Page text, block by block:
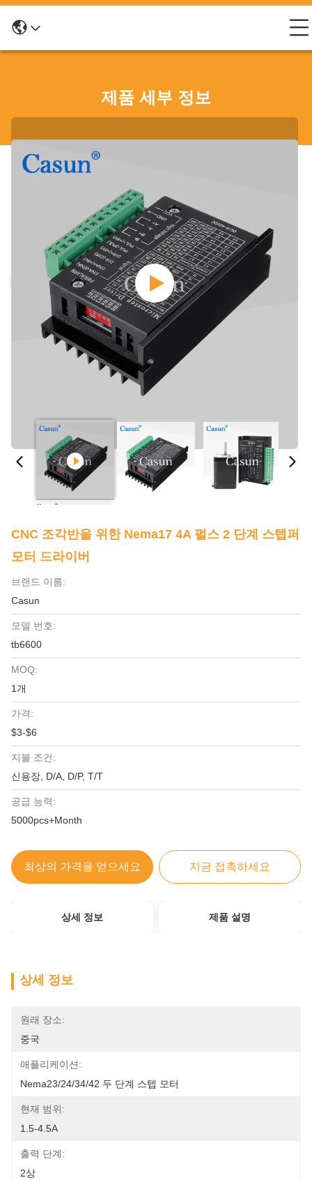
제품 세부 정보
CNC 조각반을 위한 Nema17 4A 펄스 2 단계 스텝퍼
모터 드라이버
브랜드 이름:
Casun
모델 번호:
tb6600
MOQ:
1개
가격:
$3-$6
지불 조건:
신용장, D/A, D/P, T/T
공급 능력:
5000pcs+Month
최상의 가격을 얻으세요 지금 접촉하세요
상세 정보 제품 설명
상세 정보
원래 장소:
중국
애플리케이션:
Nema23/24/34/42 두 단계 스텝 모터
현재 범위:
1.5-4.5A
출력 단계:
2상